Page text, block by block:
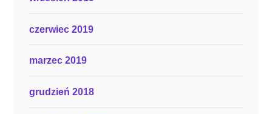
czerwiec 2019
marzec 2019
grudzień 2018